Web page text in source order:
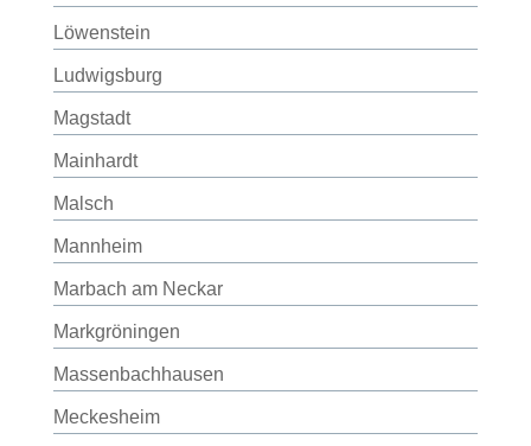
Löwenstein
Ludwigsburg
Magstadt
Mainhardt
Malsch
Mannheim
Marbach am Neckar
Markgröningen
Massenbachhausen
Meckesheim